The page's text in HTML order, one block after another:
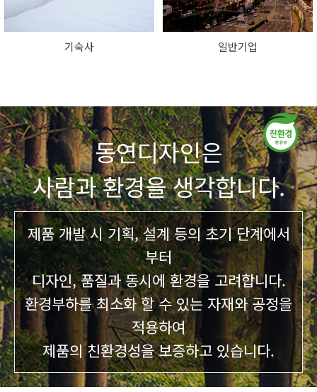
기숙사 일반기업
동연디자인은
사람과 환경을 생각합니다.
제품 개발 시 기획, 설계 등의 초기 단계에서
부터
디자인, 품질과 동시에 환경을 고려합니다.
환경부하를 최소화 할 수 있는 자재와 공정을
적용하여
제품의 친환경성을 보증하고 있습니다.